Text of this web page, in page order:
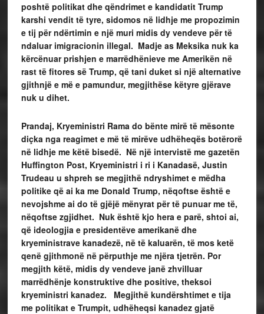
poshtë politikat dhe qëndrimet e kandidatit Trump
karshi vendit të tyre, sidomos në lidhje me propozimin
e tij për ndërtimin e një muri midis dy vendeve për të
ndaluar imigracionin illegal. Madje as Meksika nuk ka
kërcënuar prishjen e marrëdhënieve me Amerikën në
rast të fitores së Trump, që tani duket si një alternative
gjithnjë e më e pamundur, megjithëse këtyre gjërave
nuk u dihet.
Prandaj, Kryeministri Rama do bënte mirë të mësonte
diçka nga reagimet e më të mirëve udhëheqës botërorë
në lidhje me këtë bisedë. Në një intervistë me gazetën
Huffington Post, Kryeministri i ri i Kanadasë, Justin
Trudeau u shpreh se megjithë ndryshimet e mëdha
politike që ai ka me Donald Trump, nëqoftse është e
nevojshme ai do të gjëjë mënyrat për të punuar me të,
nëqoftse zgjidhet. Nuk është kjo hera e parë, shtoi ai,
që ideologjia e presidentëve amerikanë dhe
kryeministrave kanadezë, në të kaluarën, të mos ketë
qenë gjithmonë në përputhje me njëra tjetrën. Por
megjith këtë, midis dy vendeve janë zhvilluar
marrëdhënje konstruktive dhe positive, theksoi
kryeministri kanadez. Megjithë kundërshtimet e tija
me politikat e Trumpit, udhëheqsi kanadez gjatë